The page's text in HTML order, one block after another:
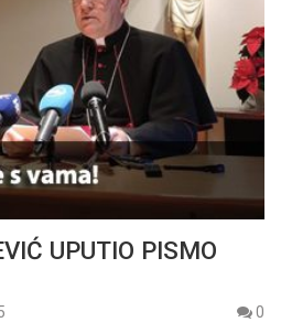
UPUTIO PISMO
0